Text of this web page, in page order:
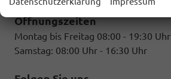
Öffnungszeiten
Montag bis Freitag 08:00 - 19:30 Uhr
Samstag: 08:00 Uhr - 16:30 Uhr